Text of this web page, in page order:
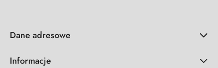
Dane adresowe
Informacje